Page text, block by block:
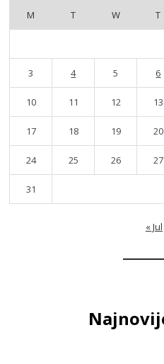
M
T W T
3 4 5 6
10 11 12 13
17 18 19 20
24 25 26 27
31
« Jul